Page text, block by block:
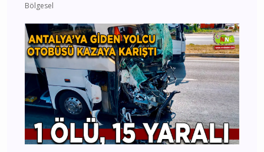
Bölgesel